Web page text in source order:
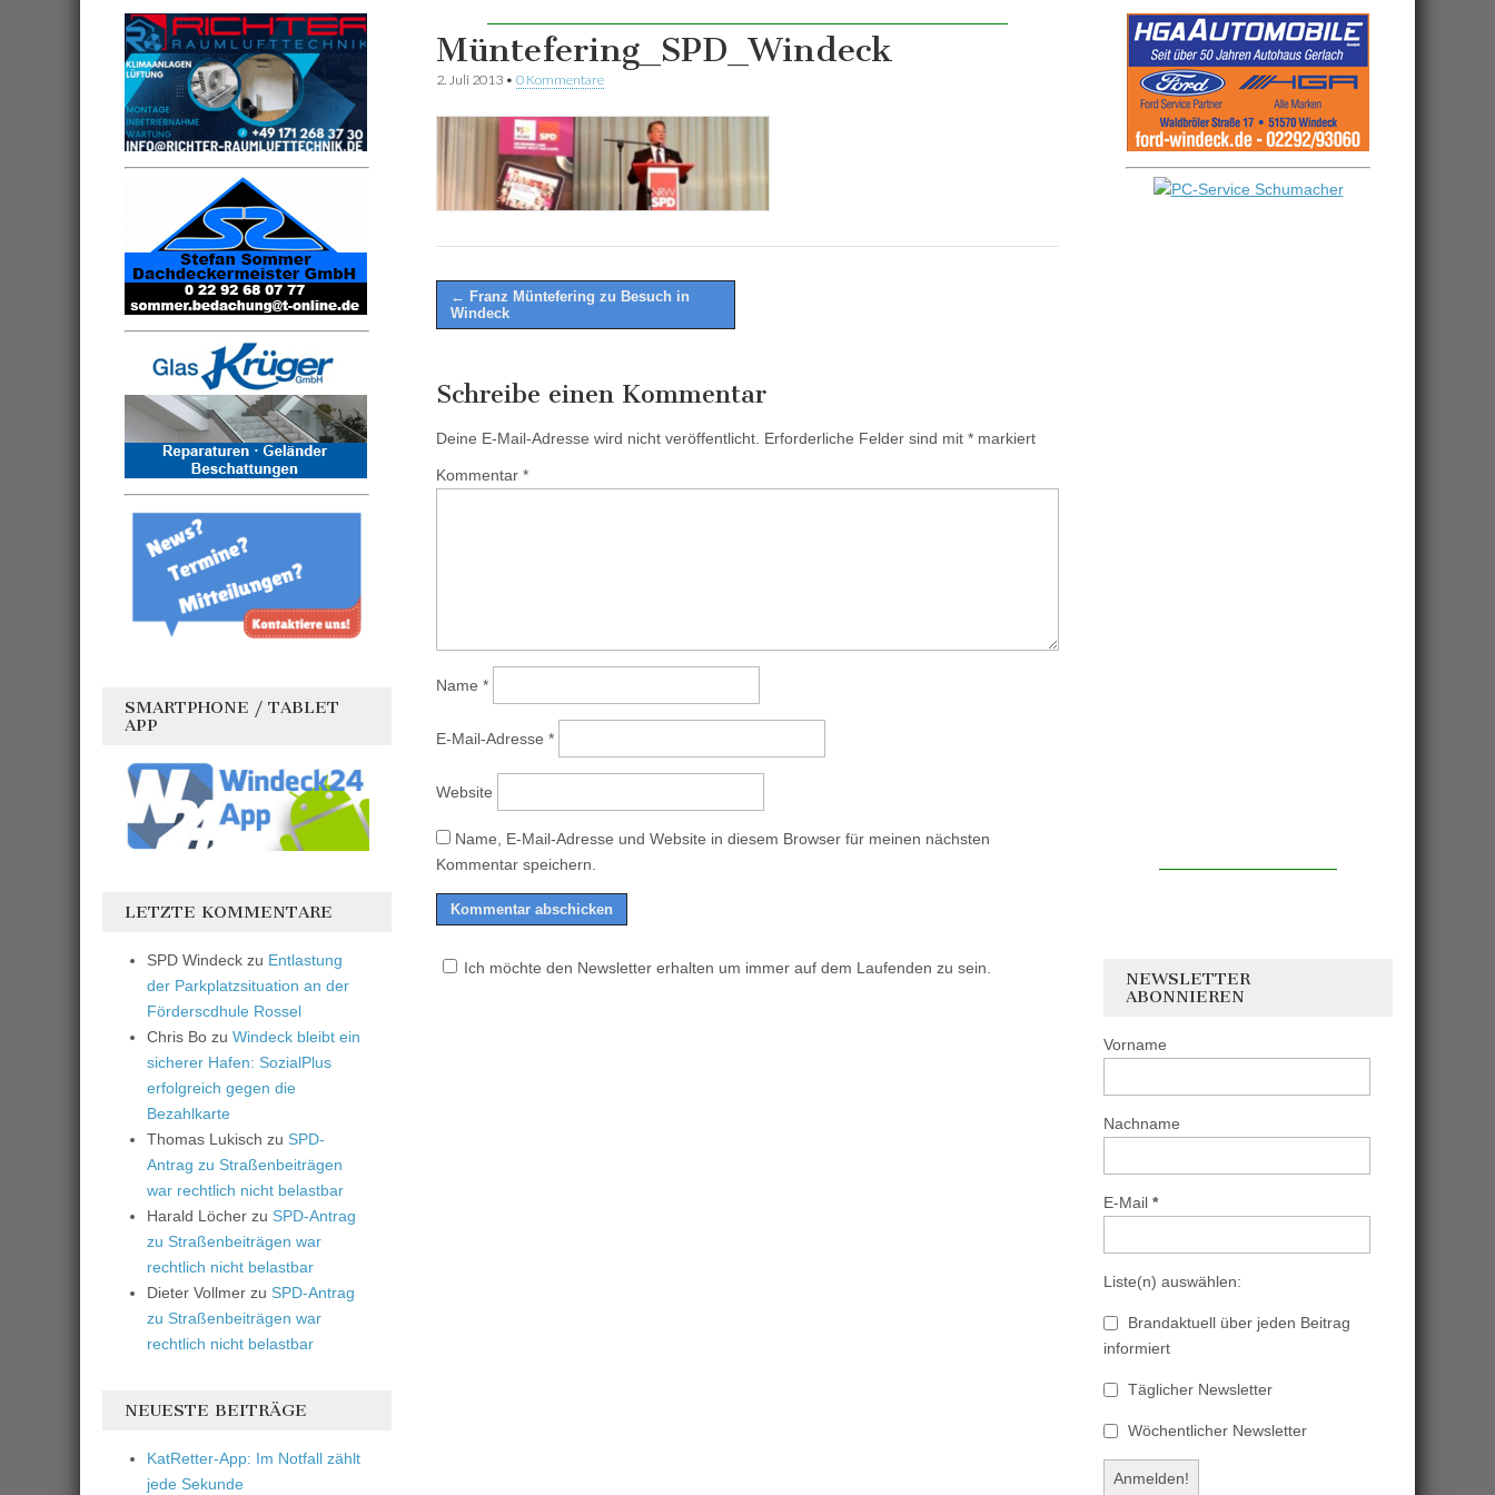
Müntefering_SPD_Windeck
2. Juli 2013 • 0 Kommentare
Post
navigation
← Franz Müntefering zu Besuch in
Windeck
Schreibe einen Kommentar
Deine E-Mail-Adresse wird nicht veröffentlicht. Erforderliche Felder sind mit * markiert
Kommentar *
Name *
E-Mail-Adresse *
Website
Name, E-Mail-Adresse und Website in diesem Browser für meinen nächsten
Kommentar speichern.
Ich möchte den Newsletter erhalten um immer auf dem Laufenden zu sein.
SMARTPHONE / TABLET
APP
LETZTE KOMMENTARE
SPD Windeck zu Entlastung
der Parkplatzsituation an der
Förderscdhule Rossel
Chris Bo zu Windeck bleibt ein
sicherer Hafen: SozialPlus
erfolgreich gegen die
Bezahlkarte
Thomas Lukisch zu SPD-
Antrag zu Straßenbeiträgen
war rechtlich nicht belastbar
Harald Löcher zu SPD-Antrag
zu Straßenbeiträgen war
rechtlich nicht belastbar
Dieter Vollmer zu SPD-Antrag
zu Straßenbeiträgen war
rechtlich nicht belastbar
NEUESTE BEITRÄGE
KatRetter-App: Im Notfall zählt
jede Sekunde
NEWSLETTER
ABONNIEREN
Vorname
Nachname
E-Mail *
Liste(n) auswählen:
Brandaktuell über jeden Beitrag
informiert
Täglicher Newsletter
Wöchentlicher Newsletter